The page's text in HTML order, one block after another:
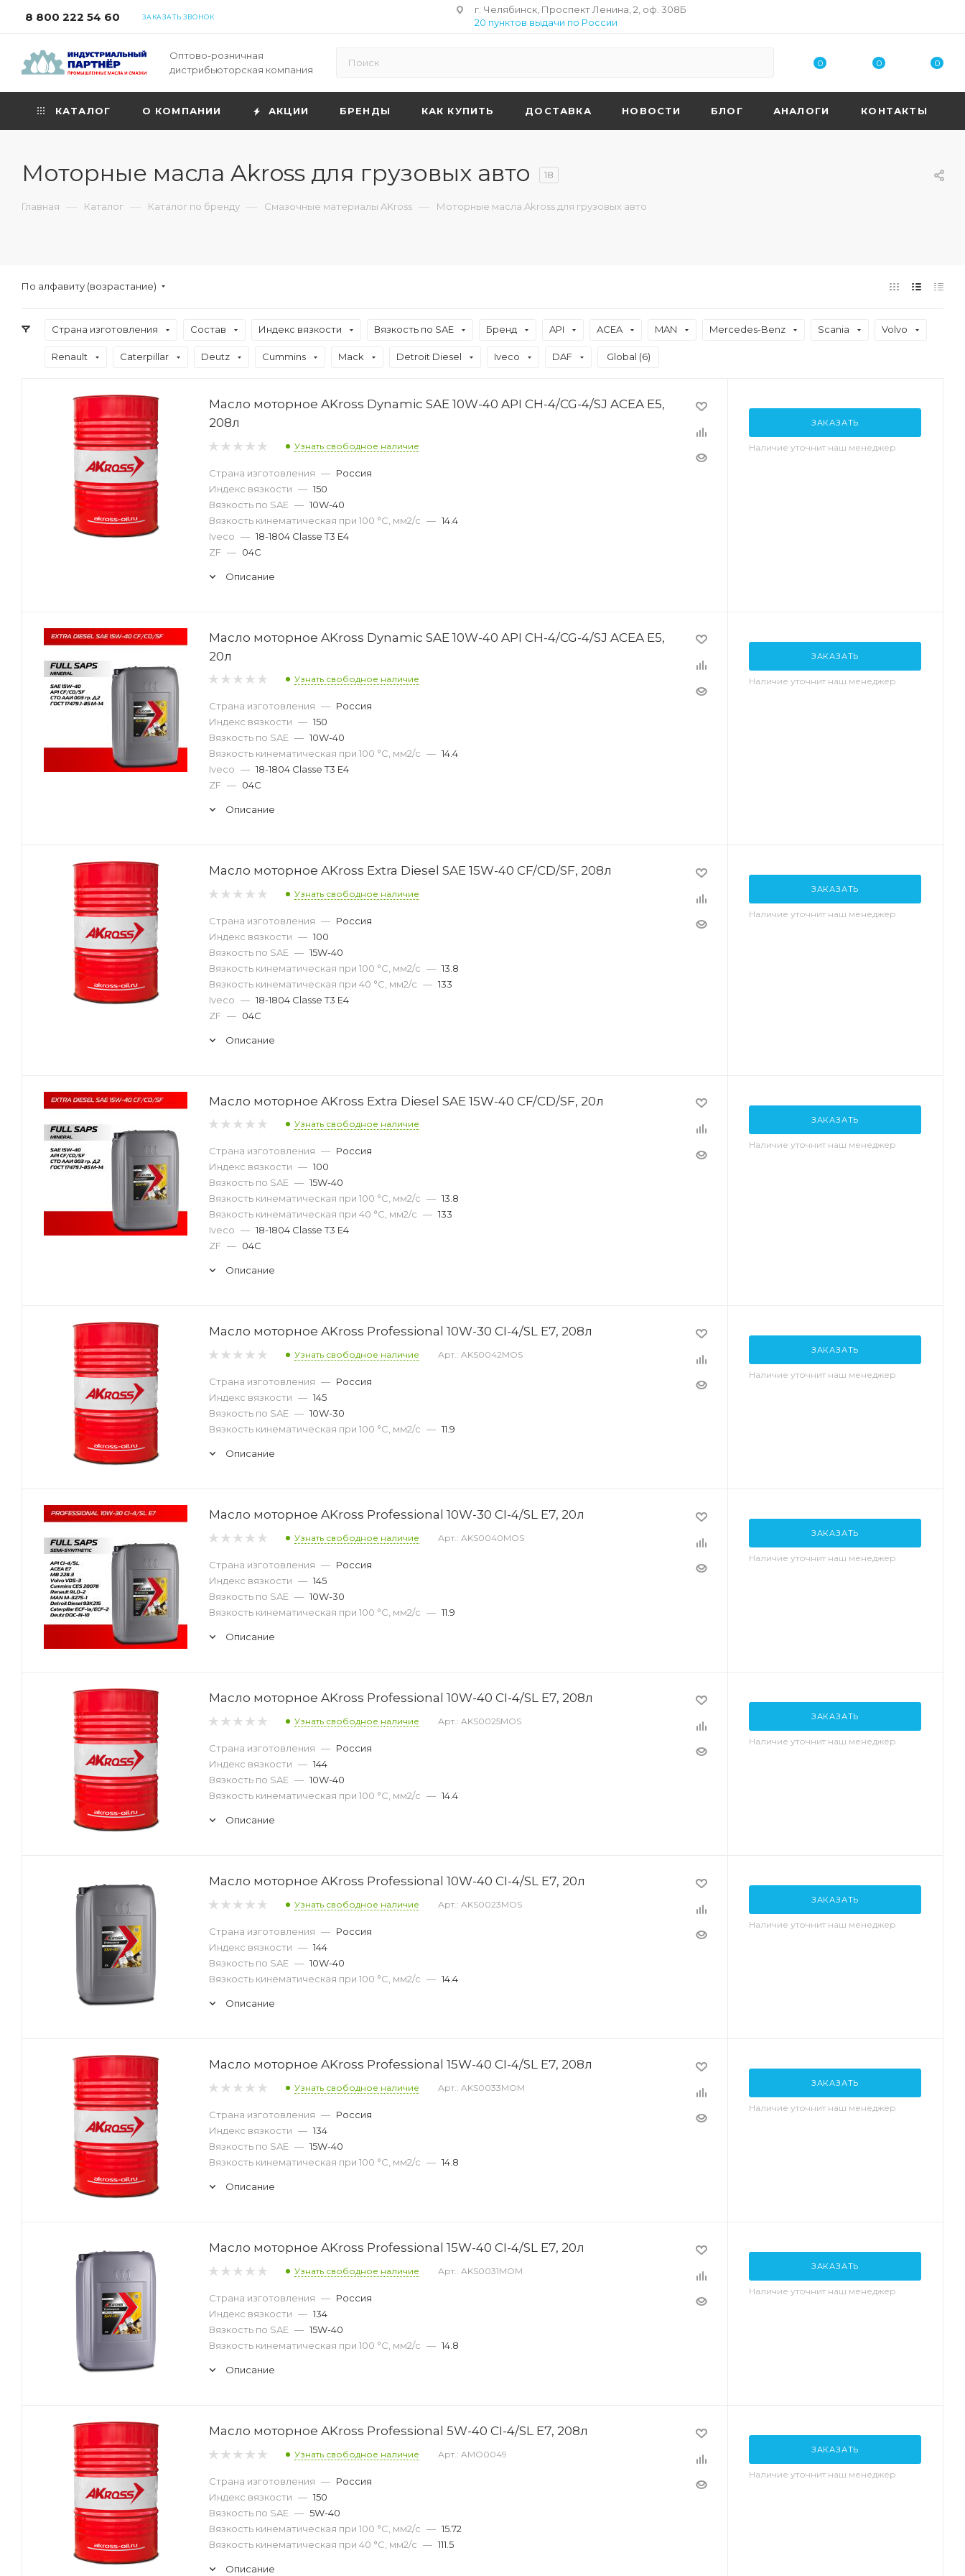
8 800 222 54 60 ЗАКАЗАТЬ ЗВОНОК
г. Челябинск, Проспект Ленина, 2, оф. 308Б
20 пунктов выдачи по России
Оптово-розничная
дистрибьюторская компания
0 0 0
КАТАЛОГ О КОМПАНИИ АКЦИИ БРЕНДЫ КАК КУПИТЬ ДОСТАВКА НОВОСТИ БЛОГ АНАЛОГИ КОНТАКТЫ
Моторные масла Akross для грузовых авто 18
Главная — Каталог — Каталог по бренду — Смазочные материалы AKross — Моторные масла Akross для грузовых авто
По алфавиту (возрастание)
Страна изготовления Состав Индекс вязкости Вязкость по SAE Бренд API ACEA MAN Mercedes-Benz Scania Volvo
Renault Caterpillar Deutz Cummins Mack Detroit Diesel Iveco DAF Global (6)
Масло моторное AKross Dynamic SAE 10W-40 API CH-4/CG-4/SJ ACEA E5,
208л
Узнать свободное наличие
Страна изготовления — Россия
Индекс вязкости — 150
Вязкость по SAE — 10W-40
Вязкость кинематическая при 100 °С, мм2/с — 14.4
Iveco — 18-1804 Classe T3 E4
ZF — 04C
Описание
ЗАКАЗАТЬ
Наличие уточнит наш менеджер
Масло моторное AKross Dynamic SAE 10W-40 API CH-4/CG-4/SJ ACEA E5,
20л
Узнать свободное наличие
Страна изготовления — Россия
Индекс вязкости — 150
Вязкость по SAE — 10W-40
Вязкость кинематическая при 100 °С, мм2/с — 14.4
Iveco — 18-1804 Classe T3 E4
ZF — 04C
Описание
ЗАКАЗАТЬ
Наличие уточнит наш менеджер
Масло моторное AKross Extra Diesel SAE 15W-40 CF/CD/SF, 208л
Узнать свободное наличие
Страна изготовления — Россия
Индекс вязкости — 100
Вязкость по SAE — 15W-40
Вязкость кинематическая при 100 °С, мм2/с — 13.8
Вязкость кинематическая при 40 °С, мм2/с — 133
Iveco — 18-1804 Classe T3 E4
ZF — 04C
Описание
ЗАКАЗАТЬ
Наличие уточнит наш менеджер
Масло моторное AKross Extra Diesel SAE 15W-40 CF/CD/SF, 20л
Узнать свободное наличие
Страна изготовления — Россия
Индекс вязкости — 100
Вязкость по SAE — 15W-40
Вязкость кинематическая при 100 °С, мм2/с — 13.8
Вязкость кинематическая при 40 °С, мм2/с — 133
Iveco — 18-1804 Classe T3 E4
ZF — 04C
Описание
ЗАКАЗАТЬ
Наличие уточнит наш менеджер
Масло моторное AKross Professional 10W-30 CI-4/SL E7, 208л
Узнать свободное наличие Арт.: AKS0042MOS
Страна изготовления — Россия
Индекс вязкости — 145
Вязкость по SAE — 10W-30
Вязкость кинематическая при 100 °С, мм2/с — 11.9
Описание
ЗАКАЗАТЬ
Наличие уточнит наш менеджер
Масло моторное AKross Professional 10W-30 CI-4/SL E7, 20л
Узнать свободное наличие Арт.: AKS0040MOS
Страна изготовления — Россия
Индекс вязкости — 145
Вязкость по SAE — 10W-30
Вязкость кинематическая при 100 °С, мм2/с — 11.9
Описание
ЗАКАЗАТЬ
Наличие уточнит наш менеджер
Масло моторное AKross Professional 10W-40 CI-4/SL E7, 208л
Узнать свободное наличие Арт.: AKS0025MOS
Страна изготовления — Россия
Индекс вязкости — 144
Вязкость по SAE — 10W-40
Вязкость кинематическая при 100 °С, мм2/с — 14.4
Описание
ЗАКАЗАТЬ
Наличие уточнит наш менеджер
Масло моторное AKross Professional 10W-40 CI-4/SL E7, 20л
Узнать свободное наличие Арт.: AKS0023MOS
Страна изготовления — Россия
Индекс вязкости — 144
Вязкость по SAE — 10W-40
Вязкость кинематическая при 100 °С, мм2/с — 14.4
Описание
ЗАКАЗАТЬ
Наличие уточнит наш менеджер
Масло моторное AKross Professional 15W-40 CI-4/SL E7, 208л
Узнать свободное наличие Арт.: AKS0033MOM
Страна изготовления — Россия
Индекс вязкости — 134
Вязкость по SAE — 15W-40
Вязкость кинематическая при 100 °С, мм2/с — 14.8
Описание
ЗАКАЗАТЬ
Наличие уточнит наш менеджер
Масло моторное AKross Professional 15W-40 CI-4/SL E7, 20л
Узнать свободное наличие Арт.: AKS0031MOM
Страна изготовления — Россия
Индекс вязкости — 134
Вязкость по SAE — 15W-40
Вязкость кинематическая при 100 °С, мм2/с — 14.8
Описание
ЗАКАЗАТЬ
Наличие уточнит наш менеджер
Масло моторное AKross Professional 5W-40 CI-4/SL E7, 208л
Узнать свободное наличие Арт.: AMO0049
Страна изготовления — Россия
Индекс вязкости — 150
Вязкость по SAE — 5W-40
Вязкость кинематическая при 100 °С, мм2/с — 15.72
Вязкость кинематическая при 40 °С, мм2/с — 111.5
Описание
ЗАКАЗАТЬ
Наличие уточнит наш менеджер